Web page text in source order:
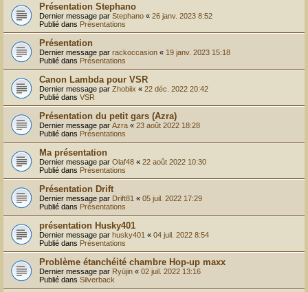
Présentation Stephano
Dernier message par Stephano « 26 janv. 2023 8:52
Publié dans Présentations
Présentation
Dernier message par rackoccasion « 19 janv. 2023 15:18
Publié dans Présentations
Canon Lambda pour VSR
Dernier message par Zhobiix « 22 déc. 2022 20:42
Publié dans VSR
Présentation du petit gars (Azra)
Dernier message par Azra « 23 août 2022 18:28
Publié dans Présentations
Ma présentation
Dernier message par Olaf48 « 22 août 2022 10:30
Publié dans Présentations
Présentation Drift
Dernier message par Drift81 « 05 juil. 2022 17:29
Publié dans Présentations
présentation Husky401
Dernier message par husky401 « 04 juil. 2022 8:54
Publié dans Présentations
Problème étanchéité chambre Hop-up maxx
Dernier message par Ryūjin « 02 juil. 2022 13:16
Publié dans Silverback